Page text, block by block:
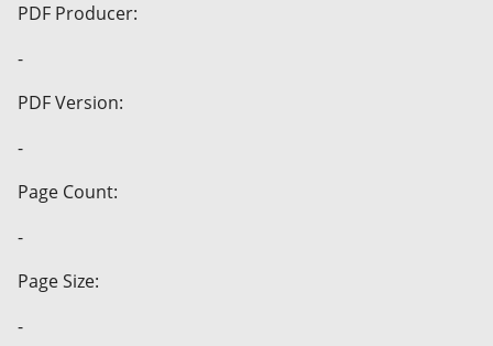
PDF Producer:
-
PDF Version:
-
Page Count:
-
Page Size:
-